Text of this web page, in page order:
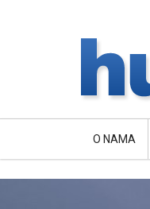
O NAMA